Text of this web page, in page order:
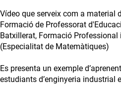
Vídeo que serveix com a material
Formació de Professorat
Batxillerat, Formació
(Especialitat de Matemàtiques)
Es presenta un exemple
estudiants d’enginyeria industrial